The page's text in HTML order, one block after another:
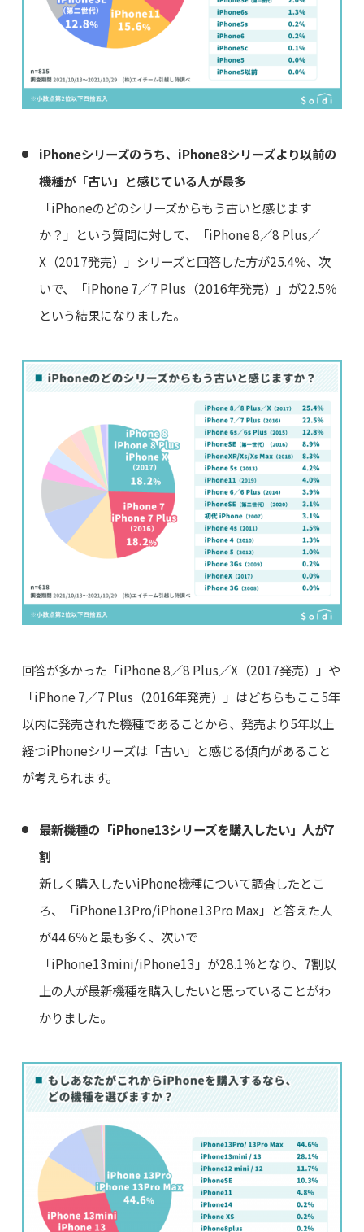
iPhoneシリーズのうち、iPhone8シリーズより以前の
機種が「古い」と感じている人が最多
「iPhoneのどのシリーズからもう古いと感じます
か？」という質問に対して、「iPhone 8／8 Plus／
X（2017発売）」シリーズと回答した方が25.4％、次
いで、「iPhone 7／7 Plus（2016年発売）」が22.5％
という結果になりました。
回答が多かった「iPhone 8／8 Plus／X（2017発売）」や
「iPhone 7／7 Plus（2016年発売）」はどちらもここ5年
以内に発売された機種であることから、発売より5年以上
経つiPhoneシリーズは「古い」と感じる傾向があること
が考えられます。
最新機種の「iPhone13シリーズを購入したい」人が7
割
新しく購入したいiPhone機種について調査したとこ
ろ、「iPhone13Pro/iPhone13Pro Max」と答えた人
が44.6％と最も多く、次いで
「iPhone13mini/iPhone13」が28.1％となり、7割以
上の人が最新機種を購入したいと思っていることがわ
かりました。